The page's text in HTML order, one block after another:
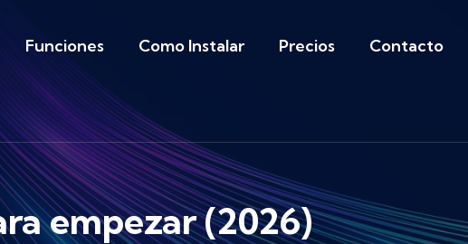
Funciones Como Instalar Precios Contacto
empezar (2026)